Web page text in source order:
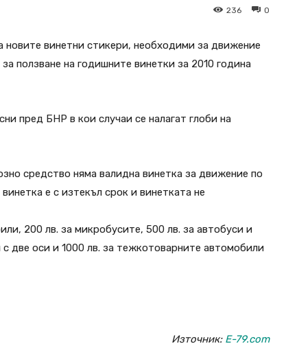
0
236
новите винетни стикери, необходими за движение
ползване на годишните винетки за 2010 година
пред БНР в кои случаи се налагат глоби на
средство няма валидна винетка за движение по
е с изтекъл срок и винетката не
200 лв. за микробусите, 500 лв. за автобуси и
две оси и 1000 лв. за тежкотоварните автомобили
Източник: E-79.com